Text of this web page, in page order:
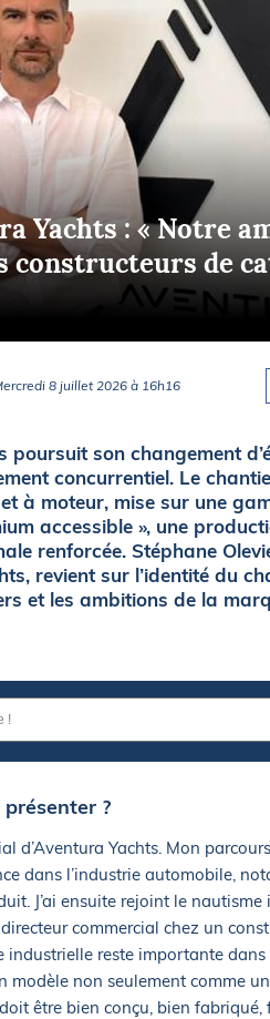
FLASH
Yachts : « Notre
constructeurs de
8 juillet 2026 à 16h16
son changement
concurrentiel. Le
à moteur, mise sur une
accessible », une
renforcée. Stéphane
revient sur l’identité du
et les ambitions de la
?
d’Aventura Yachts. Mon
dans l’industrie automobile,
J’ai ensuite rejoint le nautisme
commercial chez un
industrielle reste importante
modèle non seulement comme
être bien conçu, bien fabriqué,